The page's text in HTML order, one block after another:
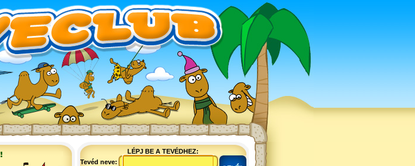
LÉPJ BE A TEVÉDHEZ:
Tevéd neve: